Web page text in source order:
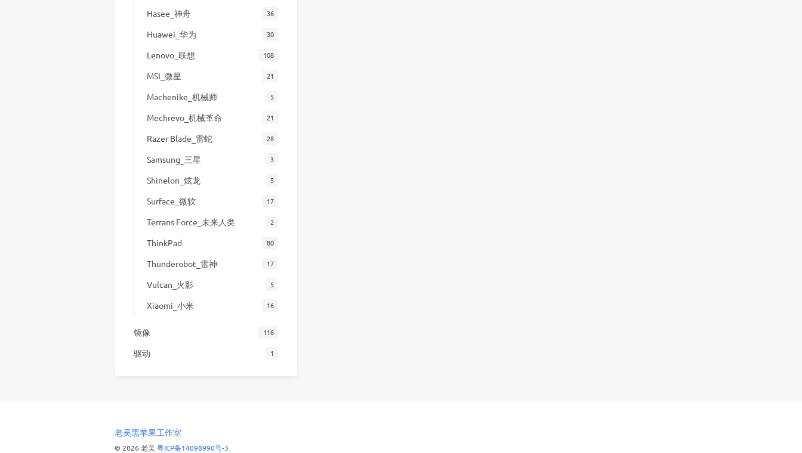
Hasee_神舟 36
Huawei_华为 30
Lenovo_联想 108
MSI_微星 21
Machenike_机械师 5
Mechrevo_机械革命 21
Razer Blade_雷蛇 28
Samsung_三星 3
Shinelon_炫龙 5
Surface_微软 17
Terrans Force_未来人类 2
ThinkPad 80
Thunderobot_雷神 17
Vulcan_火影 5
Xiaomi_小米 16
镜像 116
驱动 1
老吴黑苹果工作室
© 2026 老吴粤ICP备14098990号-3